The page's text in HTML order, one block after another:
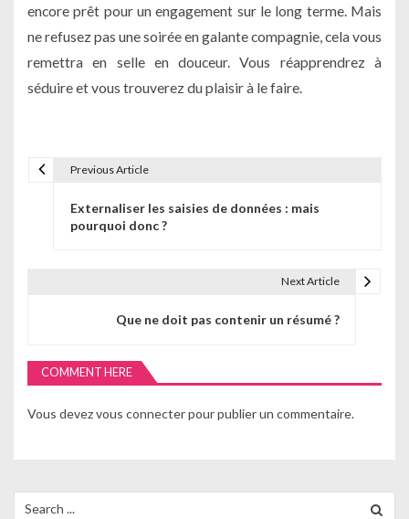
encore prêt pour un engagement sur le long terme. Mais
ne refusez pas une soirée en galante compagnie, cela vous
remettra en selle en douceur. Vous réapprendrez à
séduire et vous trouverez du plaisir à le faire.
t
i
Previous Article
Externaliser les saisies de données : mais
pourquoi donc ?
Next Article
Que ne doit pas contenir un résumé ?
COMMENT HERE
Vous devezvous connecterpour publier un commentaire.
for: